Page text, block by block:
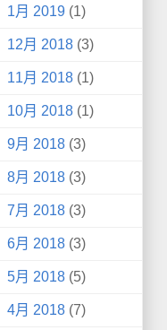
1月 2019 (1)
12月 2018 (3)
11月 2018 (1)
10月 2018 (1)
9月 2018 (3)
8月 2018 (3)
7月 2018 (3)
6月 2018 (3)
5月 2018 (5)
4月 2018 (7)